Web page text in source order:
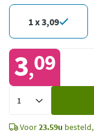
1 x 3,09
3,09
Voor23.59u besteld,